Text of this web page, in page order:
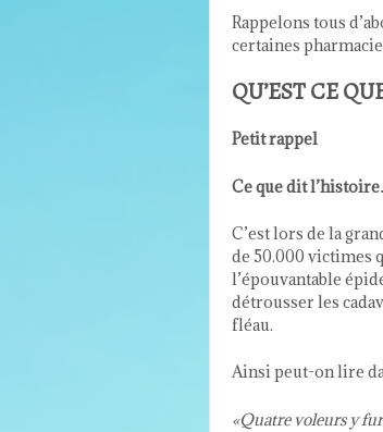
Rappelons tous
certaines
QU’EST CE
Petit rappel
Ce que dit
C’est lors de la
de 50.000 vic­times
l’épouvantable
détrousser les
fléau.
Ainsi peut-on lire
«Qua­tre voleurs y